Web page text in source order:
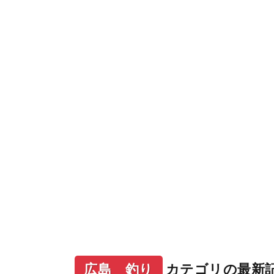
広島 釣り カテゴリの最新